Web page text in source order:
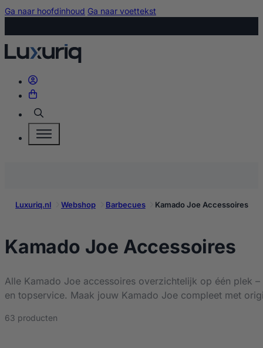
Ga naar hoofdinhoud Ga naar voettekst
Zoeken
Luxuriq.nl Webshop Barbecues Kamado Joe Accessoires
Kamado Joe Accessoires
Alle Kamado Joe accessoires overzichtelijk op één plek
en topservice. Maak jouw Kamado Joe compleet met
63 producten